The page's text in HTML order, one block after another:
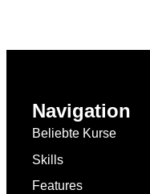
Navigation
Beliebte Kurse
Skills
Features